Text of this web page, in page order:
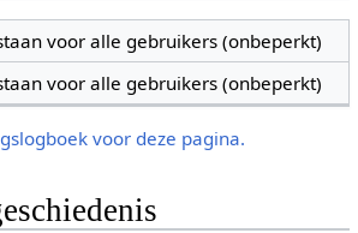
voor alle gebruikers (onbeperkt)
voor alle gebruikers (onbeperkt)
voor deze pagina.